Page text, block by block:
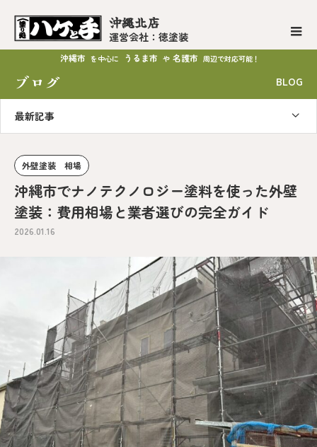
沖縄北店
運営会社：徳塗装
沖縄市 を中心に うるま市 や 名護市 周辺で対応可能！
ブログ BLOG
最新記事
外壁塗装 相場
沖縄市でナノテクノロジー塗料を使った外壁
塗装：費用相場と業者選びの完全ガイド
2026.01.16